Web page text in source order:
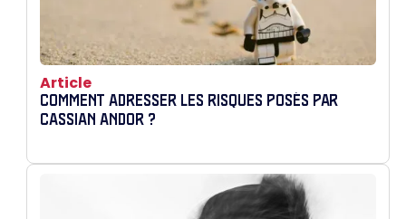
Article
COMMENT ADRESSER LES RISQUES POSÉS PAR
CASSIAN ANDOR ?